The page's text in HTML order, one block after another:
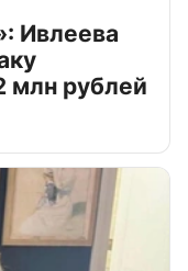
Ивлеева
млн рублей